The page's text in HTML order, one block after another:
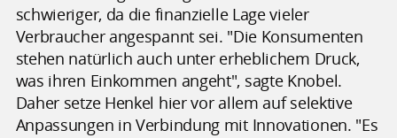
schwieriger, da die finanzielle Lage vieler
Verbraucher angespannt sei. "Die Konsumenten
stehen natürlich auch unter erheblichem Druck,
was ihren Einkommen angeht", sagte Knobel.
Daher setze Henkel hier vor allem auf selektive
Anpassungen in Verbindung mit Innovationen. "Es